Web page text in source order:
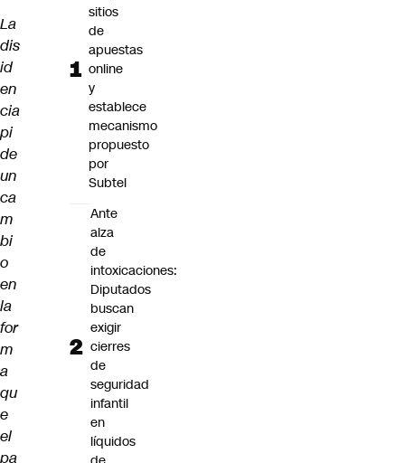
La
dis
id
en
cia
pi
de
un
ca
m
bi
o
en
la
for
m
a
qu
e
el
pa
sitios
de
apuestas
online
y
establece
mecanismo
propuesto
por
Subtel
Ante
alza
de
intoxicaciones:
Diputados
buscan
exigir
cierres
de
seguridad
infantil
en
líquidos